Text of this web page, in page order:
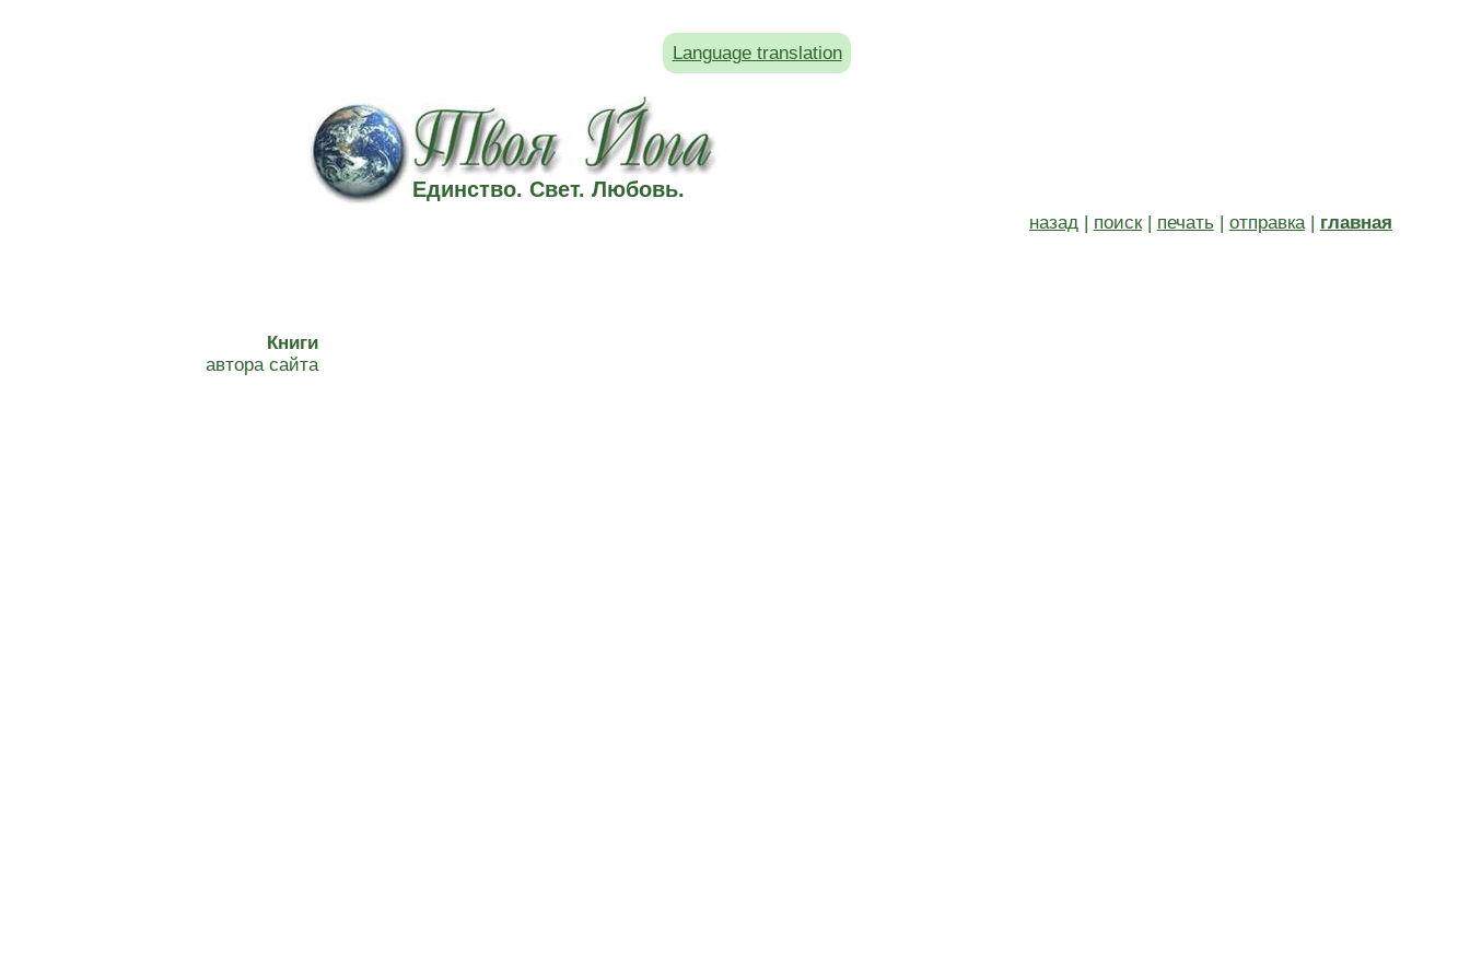
Language translation
Единство. Свет. Любовь.
назад| поиск| печать | отправка| главная
Книги
автора сайта